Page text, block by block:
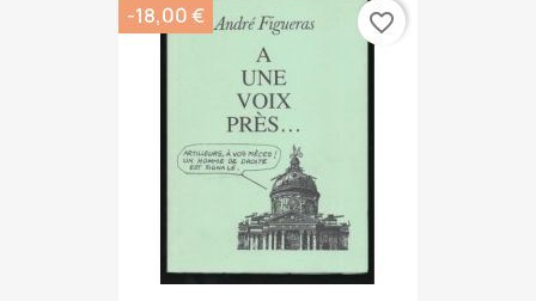
-18,00 € favorite_border